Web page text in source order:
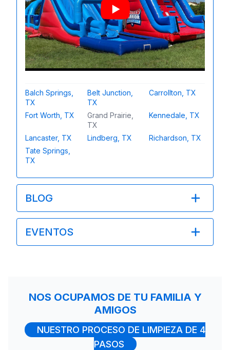
Balch Springs,
TX
Belt Junction,
TX
Carrollton, TX
Fort Worth, TX
Grand Prairie,
TX
Kennedale, TX
Lancaster, TX Lindberg, TX
Richardson, TX
Tate Springs,
TX
BLOG
EVENTOS
NOS OCUPAMOS DE TU FAMILIA Y
AMIGOS
NUESTRO PROCESO DE LIMPIEZA DE 4
PASOS